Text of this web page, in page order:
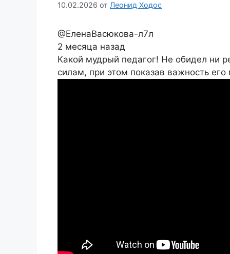
10.02.2026 от Леонид Ходос
@ЕленаВасюкова-л7л
2 месяца назад
Какой мудрый педагог! Не обидел ни
силам, при этом показав важность его